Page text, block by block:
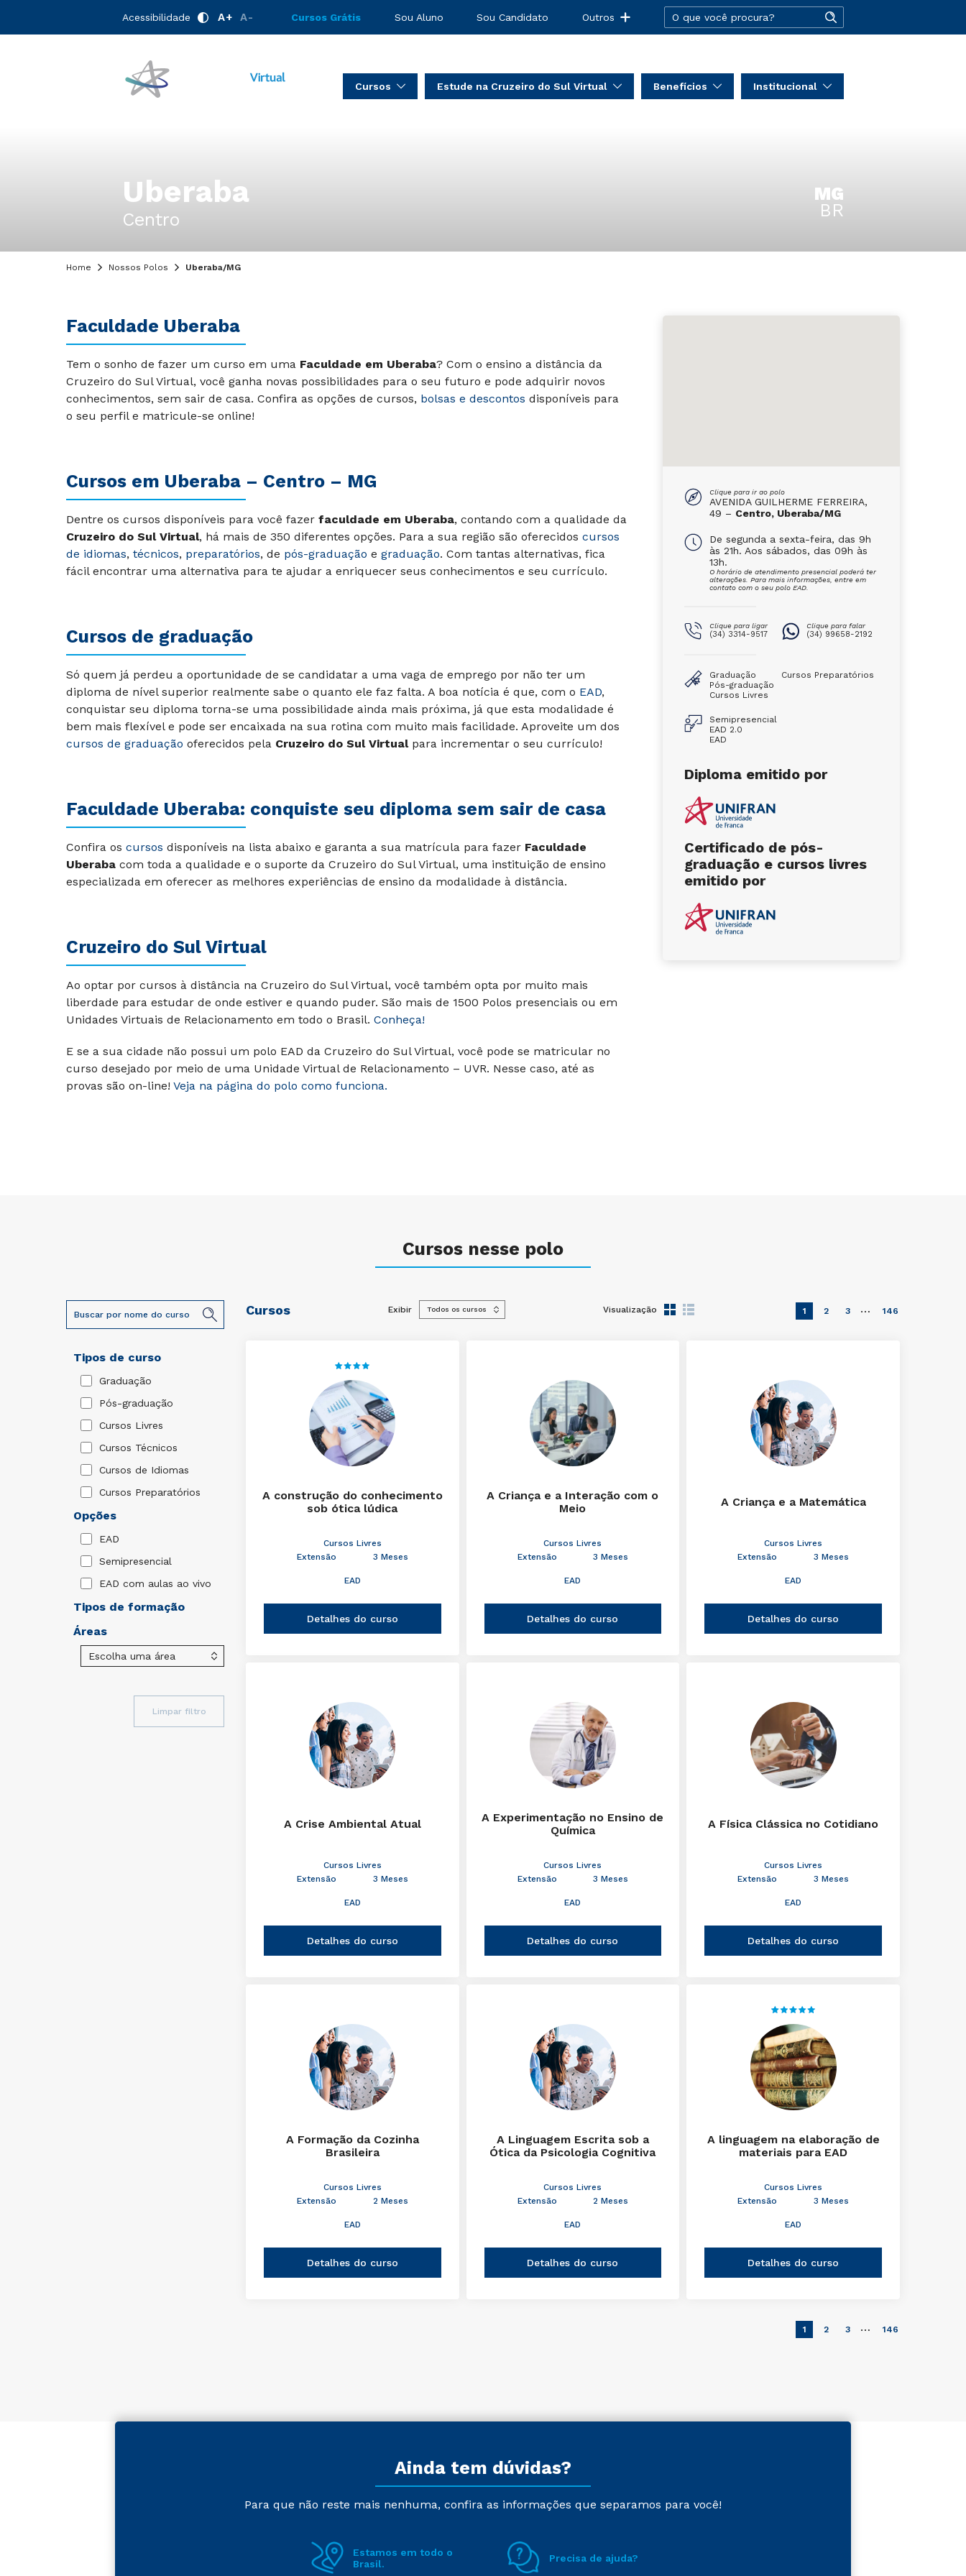
Acessibilidade A+ A- Cursos Grátis Sou Aluno Sou Candidato Outros
Cursos Estude na Cruzeiro do Sul Virtual Benefícios Institucional
Uberaba
Centro
MG
BR
Home Nossos Polos Uberaba/MG
Faculdade Uberaba
Tem o sonho de fazer um curso em uma Faculdade em Uberaba? Com o ensino a distância da
Cruzeiro do Sul Virtual, você ganha novas possibilidades para o seu futuro e pode adquirir novos
conhecimentos, sem sair de casa. Confira as opções de cursos, bolsas e descontos disponíveis para
o seu perfil e matricule-se online!
Cursos em Uberaba – Centro – MG
Dentre os cursos disponíveis para você fazer faculdade em Uberaba, contando com a qualidade da
Cruzeiro do Sul Virtual, há mais de 350 diferentes opções. Para a sua região são oferecidos cursos
de idiomas, técnicos, preparatórios, de pós-graduação e graduação. Com tantas alternativas, fica
fácil encontrar uma alternativa para te ajudar a enriquecer seus conhecimentos e seu currículo.
Cursos de graduação
Só quem já perdeu a oportunidade de se candidatar a uma vaga de emprego por não ter um
diploma de nível superior realmente sabe o quanto ele faz falta. A boa notícia é que, com o EAD,
conquistar seu diploma torna-se uma possibilidade ainda mais próxima, já que esta modalidade é
bem mais flexível e pode ser encaixada na sua rotina com muito mais facilidade. Aproveite um dos
cursos de graduação oferecidos pela Cruzeiro do Sul Virtualpara incrementar o seu currículo!
Faculdade Uberaba: conquiste seu diploma sem sair de casa
Confira os cursos disponíveis na lista abaixo e garanta a sua matrícula para fazer Faculdade
Uberaba com toda a qualidade e o suporte da Cruzeiro do Sul Virtual, uma instituição de ensino
especializada em oferecer as melhores experiências de ensino da modalidade à distância.
Cruzeiro do Sul Virtual
Ao optar por cursos à distância na Cruzeiro do Sul Virtual, você também opta por muito mais
liberdade para estudar de onde estiver e quando puder. São mais de 1500 Polos presenciais ou em
Unidades Virtuais de Relacionamento em todo o Brasil. Conheça!
E se a sua cidade não possui um polo EAD da Cruzeiro do Sul Virtual, você pode se matricular no
curso desejado por meio de uma Unidade Virtual de Relacionamento – UVR. Nesse caso, até as
provas são on-line! Veja na página do polo como funciona.
Clique para ir ao polo
AVENIDA GUILHERME FERREIRA,
49 – Centro, Uberaba/MG
De segunda a sexta-feira, das 9h
às 21h. Aos sábados, das 09h às
13h.
O horário de atendimento presencial poderá ter
alterações. Para mais informações, entre em
contato com o seu polo EAD.
Clique para ligar
(34) 3314-9517
Clique para falar
(34) 99658-2192
Graduação
Pós-graduação
Cursos Livres
Cursos Preparatórios
Semipresencial
EAD 2.0
EAD
Diploma emitido por
Certificado de pós-
graduação e cursos livres
emitido por
Cursos nesse polo
Tipos de curso
Graduação
Pós-graduação
Cursos Livres
Cursos Técnicos
Cursos de Idiomas
Cursos Preparatórios
Opções
EAD
Semipresencial
EAD com aulas ao vivo
Tipos de formação
Áreas
Limpar filtro
Cursos Exibir Visualização 1 2 3 … 146
A construção do conhecimento
sob ótica lúdica
Cursos Livres
Extensão
3 Meses
EAD
Detalhes do curso
A Criança e a Interação com o
Meio
Cursos Livres
Extensão
3 Meses
EAD
Detalhes do curso
A Criança e a Matemática
Cursos Livres
Extensão
3 Meses
EAD
Detalhes do curso
A Crise Ambiental Atual
Cursos Livres
Extensão
3 Meses
EAD
Detalhes do curso
A Experimentação no Ensino de
Química
Cursos Livres
Extensão
3 Meses
EAD
Detalhes do curso
A Física Clássica no Cotidiano
Cursos Livres
Extensão
3 Meses
EAD
Detalhes do curso
A Formação da Cozinha
Brasileira
Cursos Livres
Extensão
2 Meses
EAD
Detalhes do curso
A Linguagem Escrita sob a
Ótica da Psicologia Cognitiva
Cursos Livres
Extensão
2 Meses
EAD
Detalhes do curso
A linguagem na elaboração de
materiais para EAD
Cursos Livres
Extensão
3 Meses
EAD
Detalhes do curso
1 2 3 … 146
Ainda tem dúvidas?
Para que não reste mais nenhuma, confira as informações que separamos para você!
Estamos em todo o
Brasil.
Precisa de ajuda?